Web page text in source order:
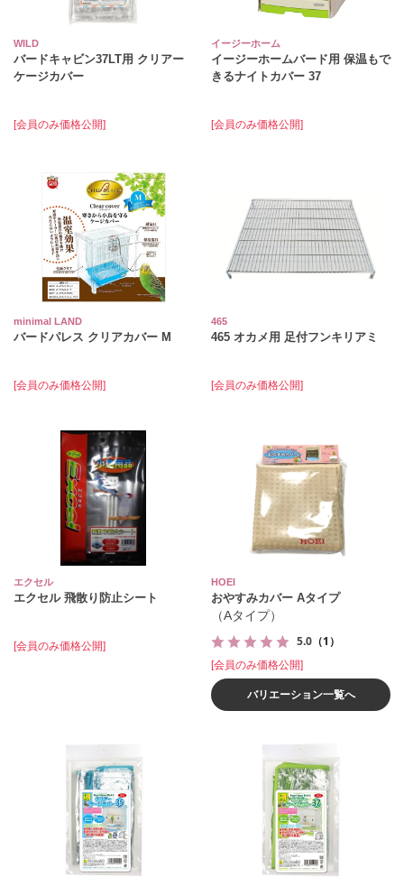
WILD
バードキャビン37LT用 クリアー
ケージカバー
[会員のみ価格公開]
イージーホーム
イージーホームバード用 保温もで
きるナイトカバー 37
[会員のみ価格公開]
minimal LAND
バードパレス クリアカバー M
[会員のみ価格公開]
465
465 オカメ用 足付フンキリアミ
[会員のみ価格公開]
エクセル
エクセル 飛散り防止シート
[会員のみ価格公開]
HOEI
おやすみカバー Aタイプ
（Aタイプ）
5.0 （1）
[会員のみ価格公開]
バリエーション一覧へ